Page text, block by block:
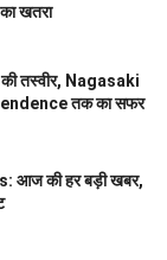
खतरा
की तस्वीर, Nagasaki
तक का सफर
आज की हर बड़ी खबर,